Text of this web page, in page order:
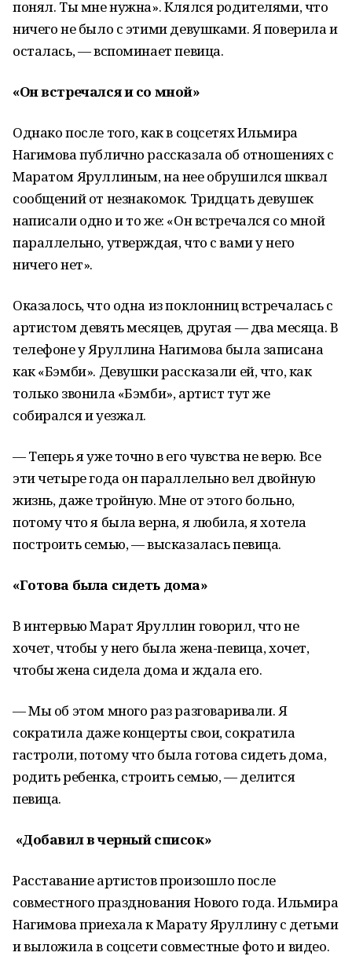
понял. Ты мне нужна». Клялся родителями, что
ничего не было с этими девушками. Я поверила и
осталась, — вспоминает певица.
«Он встречался и со мной»
Однако после того, как в соцсетях Ильмира
Нагимова публично рассказала об отношениях с
Маратом Яруллиным, на нее обрушился шквал
сообщений от незнакомок. Тридцать девушек
написали одно и то же: «Он встречался со мной
параллельно, утверждая, что с вами у него
ничего нет».
Оказалось, что одна из поклонниц встречалась с
артистом девять месяцев, другая — два месяца. В
телефоне у Яруллина Нагимова была записана
как «Бэмби». Девушки рассказали ей, что, как
только звонила «Бэмби», артист тут же
собирался и уезжал.
— Теперь я уже точно в его чувства не верю. Все
эти четыре года он параллельно вел двойную
жизнь, даже тройную. Мне от этого больно,
потому что я была верна, я любила, я хотела
построить семью, — высказалась певица.
«Готова была сидеть дома»
В интервью Марат Яруллин говорил, что не
хочет, чтобы у него была жена-певица, хочет,
чтобы жена сидела дома и ждала его.
— Мы об этом много раз разговаривали. Я
сократила даже концерты свои, сократила
гастроли, потому что была готова сидеть дома,
родить ребенка, строить семью, — делится
певица.
«Добавил в черный список»
Расставание артистов произошло после
совместного празднования Нового года. Ильмира
Нагимова приехала к Марату Яруллину с детьми
и выложила в соцсети совместные фото и видео.